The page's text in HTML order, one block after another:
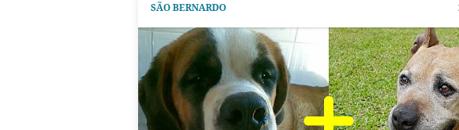
SÃO BERNARDO